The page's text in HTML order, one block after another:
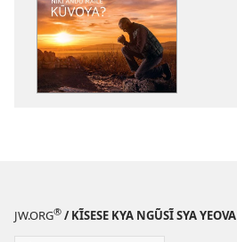
JW.ORG® / KĨSESE KYA NGŨSĨ SYA YEOVA